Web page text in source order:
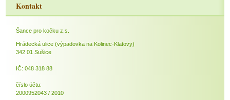
Kontakt
Šance pro kočku z.s.
Hrádecká ulice (výpadovka na Kolinec-Klatovy)
342 01 Sušice
IČ: 048 318 88
číslo účtu:
2000952043 / 2010